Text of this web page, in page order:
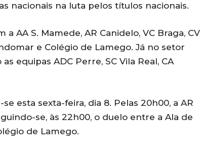
nacionais na luta pelos títulos nacionais.
AA S. Mamede, AR Canidelo, VC Braga, CV
e Colégio de Lamego. Já no setor
equipas ADC Perre, SC Vila Real, CA
esta sexta-feira, dia 8. Pelas 20h00, a AR
se, às 22h00, o duelo entre a Ala de
de Lamego.